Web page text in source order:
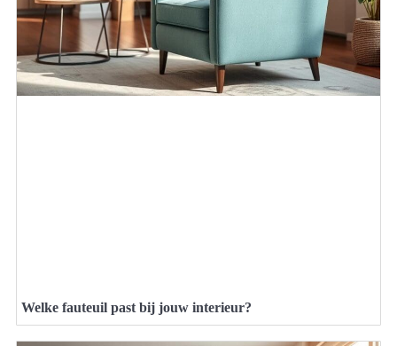
Welke fauteuil past bij jouw interieur?